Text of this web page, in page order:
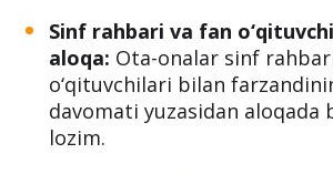
Sinf rahbari va fan
aloqa: Ota-onalar sinf
o‘qituvchilari bilan
davomati yuzasidan aloqada
lozim.